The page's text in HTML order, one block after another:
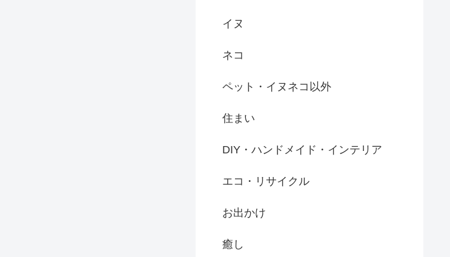
イヌ
ネコ
ペット・イヌネコ以外
住まい
DIY・ハンドメイド・インテリア
エコ・リサイクル
お出かけ
癒し